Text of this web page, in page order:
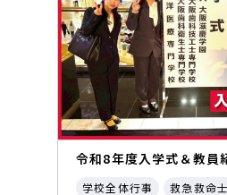
令和8年度入学式＆教員
学校全体行事
救急救命